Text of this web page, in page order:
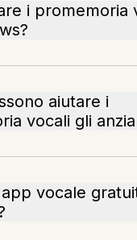
i promemoria
aiutare i
vocali gli
vocale